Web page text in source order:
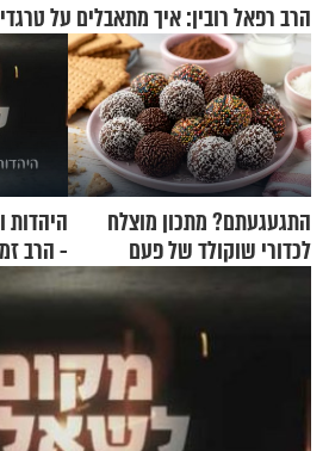
הרב רפאל רובין: איך מתאבלים על
התגעגעתם? מתכון מוצלח
לכדורי שוקולד של פעם
היהדות
- הרב